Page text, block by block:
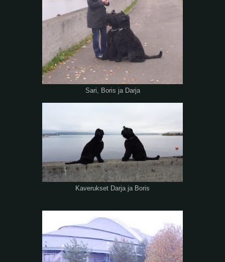
Sari, Boris ja Darja
Kaverukset Darja ja Boris